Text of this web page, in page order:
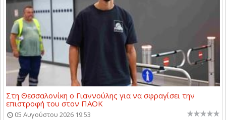
Στη Θεσσαλονίκη ο Γιαννούλης για να σφραγίσει την
επιστροφή του στον ΠΑΟΚ
05 Αυγούστου 2026 19:53